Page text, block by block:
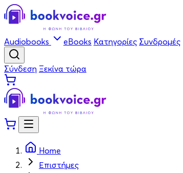
Audiobooks eBooks Κατηγορίες Συνδρομές
Σύνδεση Ξεκίνα τώρα
Home
Επιστήμες